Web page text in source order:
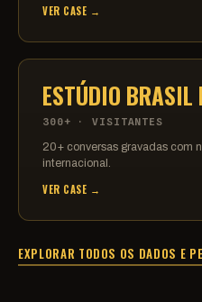
VER CASE →
ESTÚDIO BRASIL
300+ · VISITANTES
20+ conversas gravadas com
internacional.
VER CASE →
EXPLORAR TODOS OS DADOS E